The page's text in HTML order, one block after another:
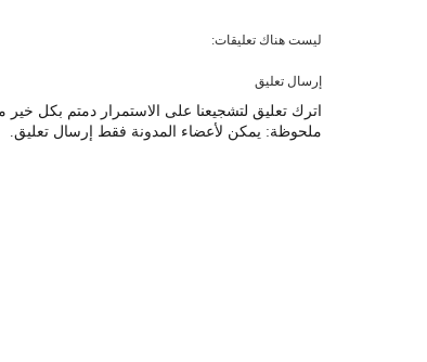
ليست هناك تعليقات:
إرسال تعليق
اترك تعليق لتشجيعنا على الاستمرار دمتم بكل
ملحوظة: يمكن لأعضاء المدونة فقط إرسال تعليق.